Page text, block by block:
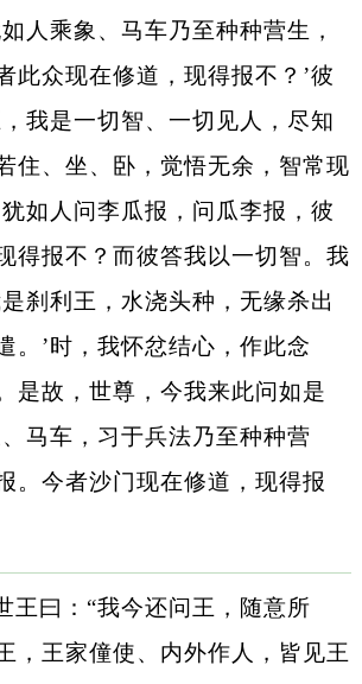
人乘象、马车乃至种种营生，
此众现在修道，现得报不？’彼
我是一切智、一切见人，尽知
住、坐、卧，觉悟无余，智常现
如人问李瓜报，问瓜李报，彼
得报不？而彼答我以一切智。我
刹利王，水浇头种，无缘杀出
。’时，我怀忿结心，作此念
是故，世尊，今我来此问如是
、马车，习于兵法乃至种种营
。今者沙门现在修道，现得报
王曰：“我今还问王，随意所
，王家僮使、内外作人，皆见王